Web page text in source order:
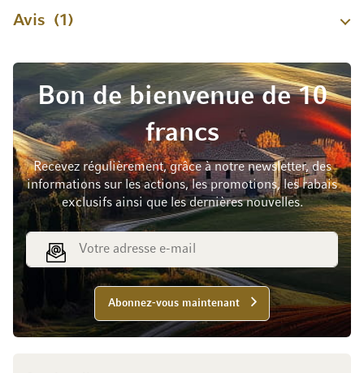
Avis 1
Bon de bienvenue de 10
francs
Recevez régulièrement, grâce à notre newsletter, des
informations sur les actions, les promotions, les rabais
exclusifs ainsi que les dernières nouvelles.
Adresse e-mail
Abonnez-vous maintenant